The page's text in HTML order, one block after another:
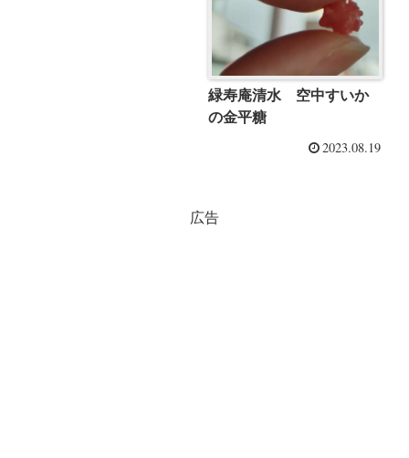
緑寿庵清水 空中すいか
の金平糖
2023.08.19
広告